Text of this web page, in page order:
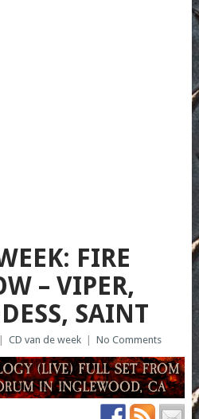
FIRE
– VIPER,
SAINT
CD van de week No Comments